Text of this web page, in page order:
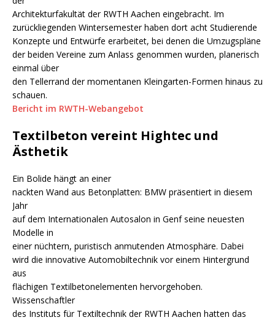
Architekturfakultät der RWTH Aachen eingebracht. Im
zurückliegenden Wintersemester haben dort acht Studierende
Konzepte und Entwürfe erarbeitet, bei denen die Umzugspläne
der beiden Vereine zum Anlass genommen wurden, planerisch
einmal über
den Tellerrand der momentanen Kleingarten-Formen hinaus zu
schauen.
Bericht im RWTH-Webangebot
Textilbeton vereint Hightec und
Ästhetik
Ein Bolide hängt an einer
nackten Wand aus Betonplatten: BMW präsentiert in diesem
Jahr
auf dem Internationalen Autosalon in Genf seine neuesten
Modelle in
einer nüchtern, puristisch anmutenden Atmosphäre. Dabei
wird die innovative Automobiltechnik vor einem Hintergrund
aus
flächigen Textilbetonelementen hervorgehoben.
Wissenschaftler
des Instituts für Textiltechnik der RWTH Aachen hatten das